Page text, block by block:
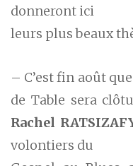
donneront ici
leurs plus beaux
– C’est fin août
de Table sera
Rachel
volontiers du